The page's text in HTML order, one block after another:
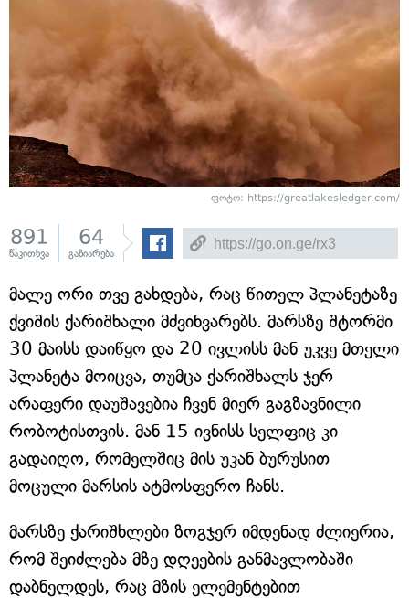
ფოტო: https://greatlakesledger.com/
891
წაკითხვა
64
გაზიარება
მალე ორი თვე გახდება, რაც წითელ პლანეტაზე
ქვიშის ქარიშხალი მძვინვარებს. მარსზე შტორმი
30 მაისს დაიწყო და 20 ივლისს მან უკვე მთელი
პლანეტა მოიცვა, თუმცა ქარიშხალს ჯერ
არაფერი დაუშავებია ჩვენ მიერ გაგზავნილი
რობოტისთვის. მან 15 ივნისს სელფიც კი
გადაიღო, რომელშიც მის უკან ბურუსით
მოცული მარსის ატმოსფერო ჩანს.
მარსზე ქარიშხლები ზოგჯერ იმდენად ძლიერია,
რომ შეიძლება მზე დღეების განმავლობაში
დაბნელდეს, რაც მზის ელემენტებით